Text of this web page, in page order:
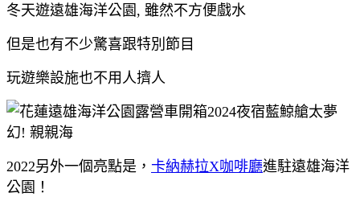
冬天遊遠雄海洋公園, 雖然不方便戲水
但是也有不少驚喜跟特別節目
玩遊樂設施也不用人擠人
2022另外一個亮點是， 卡納赫拉X咖啡廳進駐遠雄海洋
公園！